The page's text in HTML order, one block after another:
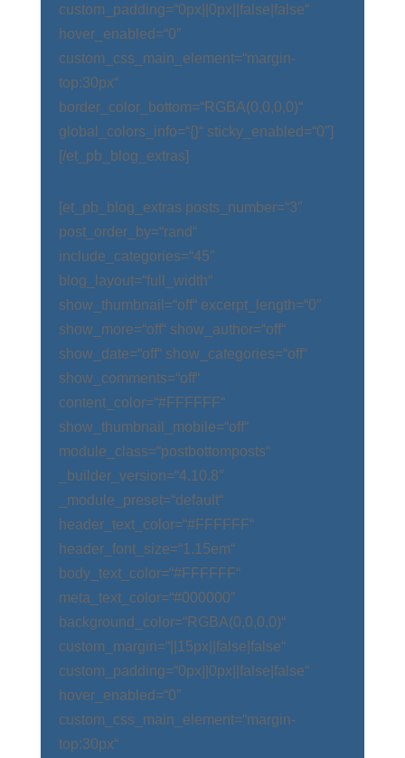
custom_padding=“0px||0px||false|false“
hover_enabled=“0″
custom_css_main_element=“margin-
top:30px“
border_color_bottom=“RGBA(0,0,0,0)“
global_colors_info=“{}“ sticky_enabled=“0″]
[/et_pb_blog_extras]
[et_pb_blog_extras posts_number=“3″
post_order_by=“rand“
include_categories=“45″
blog_layout=“full_width“
show_thumbnail=“off“ excerpt_length=“0″
show_more=“off“ show_author=“off“
show_date=“off“ show_categories=“off“
show_comments=“off“
content_color=“#FFFFFF“
show_thumbnail_mobile=“off“
module_class=“postbottomposts“
_builder_version=“4.10.8″
_module_preset=“default“
header_text_color=“#FFFFFF“
header_font_size=“1.15em“
body_text_color=“#FFFFFF“
meta_text_color=“#000000″
background_color=“RGBA(0,0,0,0)“
custom_margin=“||15px||false|false“
custom_padding=“0px||0px||false|false“
hover_enabled=“0″
custom_css_main_element=“margin-
top:30px“